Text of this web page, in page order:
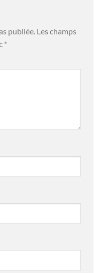
publiée. Les champs
*